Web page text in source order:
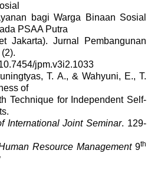
bagi Warga Binaan Sosial
PSAA Putra
Jakarta). Jurnal Pembangunan
jpm.v3i2.1033
T. A., & Wahyuni, E., T.
of
Technique for Independent Self-
International Joint Seminar. 129-
Resource Management9th